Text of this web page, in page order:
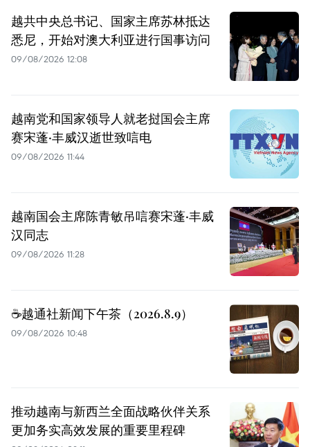
越共中央总书记、国家主席苏林抵达
悉尼，开始对澳大利亚进行国事访问
09/08/2026 12:08
越南党和国家领导人就老挝国会主席
赛宋蓬·丰威汉逝世致唁电
09/08/2026 11:44
越南国会主席陈青敏吊唁赛宋蓬·丰威
汉同志
09/08/2026 11:28
☕️越通社新闻下午茶（2026.8.9）
09/08/2026 10:48
推动越南与新西兰全面战略伙伴关系
更加务实高效发展的重要里程碑